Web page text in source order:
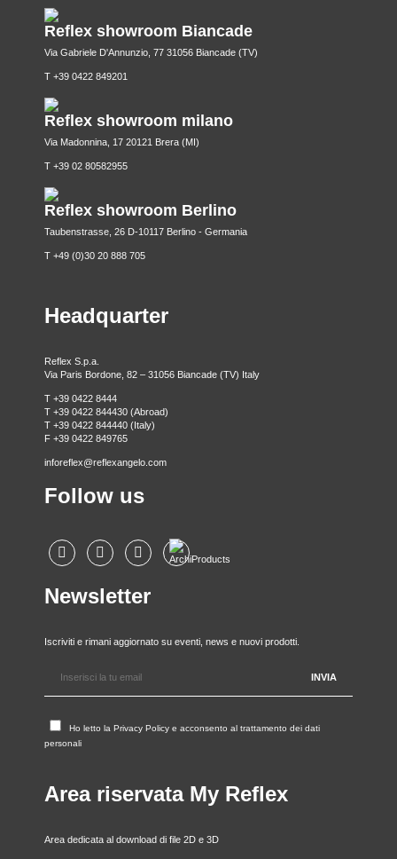
Reflex showroom Biancade
Via Gabriele D'Annunzio, 77 31056 Biancade (TV)
T +39 0422 849201
Reflex showroom milano
Via Madonnina, 17 20121 Brera (MI)
T +39 02 80582955
Reflex showroom Berlino
Taubenstrasse, 26 D-10117 Berlino - Germania
T +49 (0)30 20 888 705
Headquarter
Reflex S.p.a.
Via Paris Bordone, 82 – 31056 Biancade (TV) Italy
T +39 0422 8444
T +39 0422 844430 (Abroad)
T +39 0422 844440 (Italy)
F +39 0422 849765
inforeflex@reflexangelo.com
Follow us
Newsletter
Iscriviti e rimani aggiornato su eventi, news e nuovi prodotti.
Ho letto la Privacy Policy e acconsento al trattamento dei dati
personali
Area riservata My Reflex
Area dedicata al download di file 2D e 3D